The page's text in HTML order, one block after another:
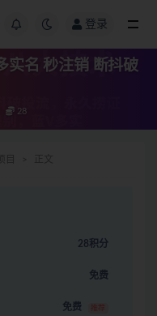
登录
实名 秒注销 断抖破
28
28积分
免费
免费 推荐